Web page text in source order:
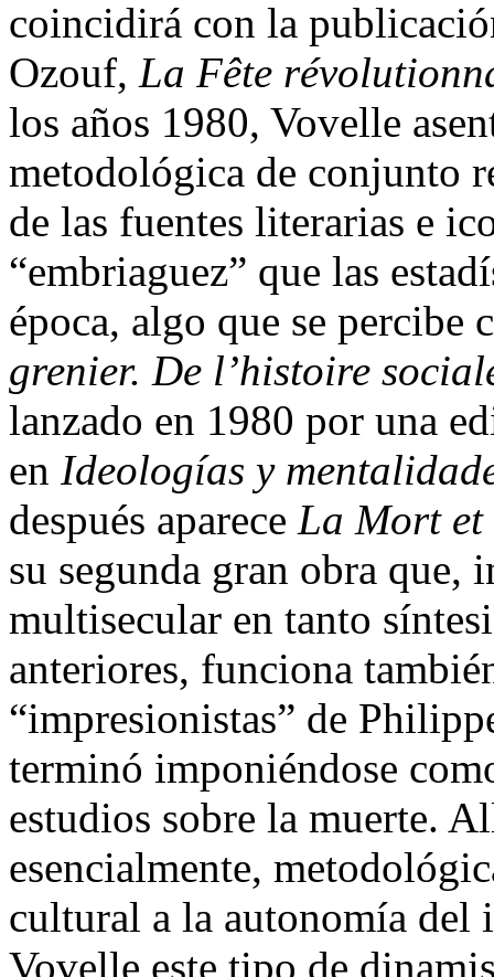
coincidirá con la
Ozouf, La Fête
los años 1980, Vovelle
metodológica de conjunto
de las fuentes literarias e
“embriaguez” que las
época, algo que se percibe
grenier. De l’histoire
lanzado en 1980 por una
en Ideologías y
después aparece La Mort et
su segunda gran obra que,
multisecular en tanto
anteriores, funciona
“impresionistas” de
terminó imponiéndose
estudios sobre la muerte.
esencialmente,
cultural a la autonomía del
Vovelle este tipo de